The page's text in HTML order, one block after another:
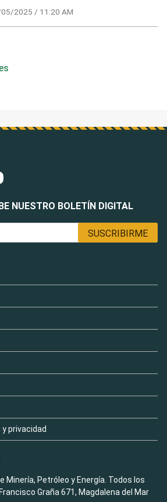
2025 / 11:20 AM
NUESTRO BOLETÍN DIGITAL
privacidad
Minería, Petróleo y Energía. Todos los
Graña 671, Magdalena del Mar